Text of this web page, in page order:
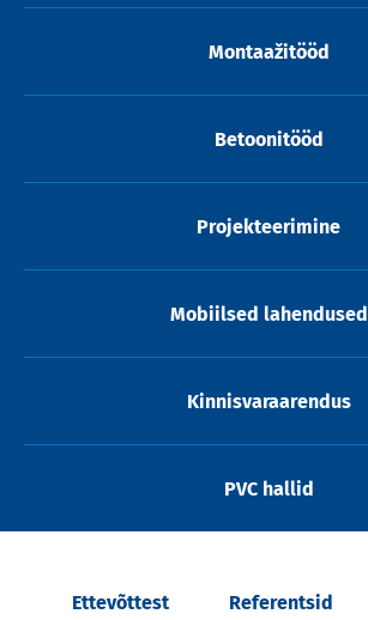
Montaažitööd
Betoonitööd
Projekteerimine
Mobiilsed lahendused
Kinnisvaraarendus
PVC hallid
Ettevõttest Referentsid